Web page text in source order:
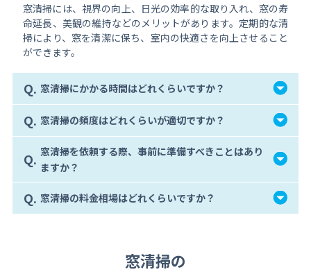
窓清掃には、視界の向上、日光の効率的な取り入れ、窓の寿
命延長、美観の維持などのメリットがあります。定期的な清
掃により、窓を清潔に保ち、室内の快適さを向上させること
ができます。
Q. 窓清掃にかかる時間はどれくらいですか？
Q. 窓清掃の頻度はどれくらいが適切ですか？
Q. 窓清掃を依頼する際、事前に準備すべきことはあり
ますか？
Q. 窓清掃の料金相場はどれくらいですか？
窓清掃の